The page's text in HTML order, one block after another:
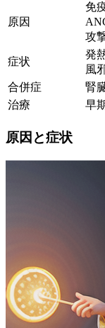
原因
免
攻
症状
発
風
合併症
腎
治療
早
原因と症状